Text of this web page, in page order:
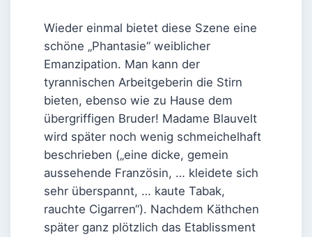
Wieder einmal bietet diese Szene eine
schöne „Phantasie“ weiblicher
Emanzipation. Man kann der
tyrannischen Arbeitgeberin die Stirn
bieten, ebenso wie zu Hause dem
übergriffigen Bruder! Madame Blauvelt
wird später noch wenig schmeichelhaft
beschrieben („eine dicke, gemein
aussehende Französin, … kleidete sich
sehr überspannt, … kaute Tabak,
rauchte Cigarren“). Nachdem Käthchen
später ganz plötzlich das Etablissment